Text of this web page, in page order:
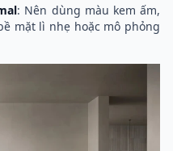
: Nên dùng màu kem ấm,
mặt lì nhẹ hoặc mô phỏng